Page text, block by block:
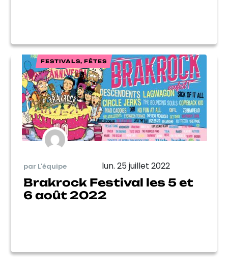
FESTIVALS, FÊTES
par L'équipe lun. 25 juillet 2022
Brakrock Festival les 5 et
6 août 2022